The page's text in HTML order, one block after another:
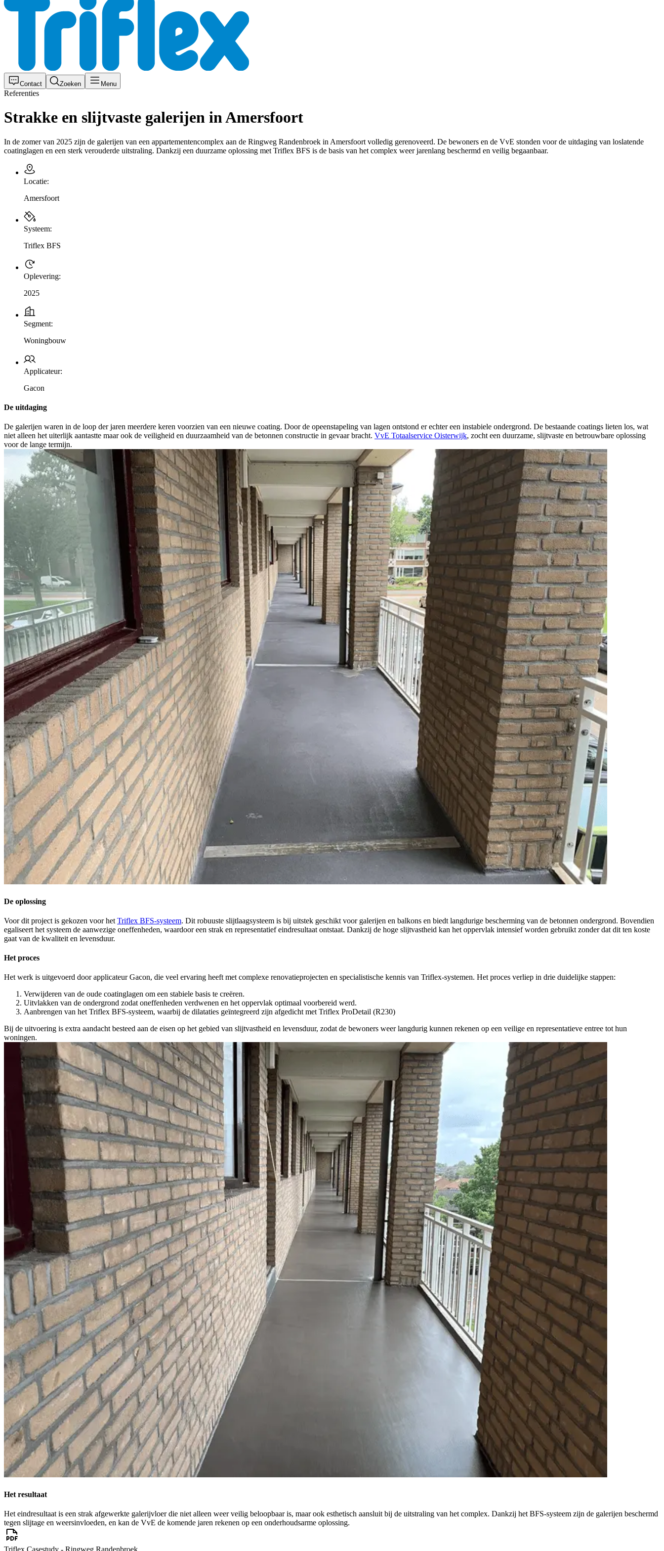
Contact Zoeken Menu
Referenties
Strakke en slijtvaste galerijen in Amersfoort
In de zomer van 2025 zijn de galerijen van een appartementencomplex aan de Ringweg Randenbroek in Amersfoort volledig gerenoveerd. De bewoners en de VvE stonden voor de uitdaging van loslatende
coatinglagen en een sterk verouderde uitstraling. Dankzij een duurzame oplossing met Triflex BFS is de basis van het complex weer jarenlang beschermd en veilig begaanbaar.
Locatie:
Amersfoort
Systeem:
Triflex BFS
Oplevering:
2025
Segment:
Woningbouw
Applicateur:
Gacon
De uitdaging
De galerijen waren in de loop der jaren meerdere keren voorzien van een nieuwe coating. Door de opeenstapeling van lagen ontstond er echter een instabiele ondergrond. De bestaande coatings lieten los, wat
niet alleen het uiterlijk aantastte maar ook de veiligheid en duurzaamheid van de betonnen constructie in gevaar bracht. VvE Totaalservice Oisterwijk, zocht een duurzame, slijtvaste en betrouwbare oplossing
voor de lange termijn.
De oplossing
Voor dit project is gekozen voor het Triflex BFS-systeem. Dit robuuste slijtlaagsysteem is bij uitstek geschikt voor galerijen en balkons en biedt langdurige bescherming van de betonnen ondergrond. Bovendien
egaliseert het systeem de aanwezige oneffenheden, waardoor een strak en representatief eindresultaat ontstaat. Dankzij de hoge slijtvastheid kan het oppervlak intensief worden gebruikt zonder dat dit ten koste
gaat van de kwaliteit en levensduur.
Het proces
Het werk is uitgevoerd door applicateur Gacon, die veel ervaring heeft met complexe renovatieprojecten en specialistische kennis van Triflex-systemen. Het proces verliep in drie duidelijke stappen:
Verwijderen van de oude coatinglagen om een stabiele basis te creëren.
Uitvlakken van de ondergrond zodat oneffenheden verdwenen en het oppervlak optimaal voorbereid werd.
Aanbrengen van het Triflex BFS-systeem, waarbij de dilataties geïntegreerd zijn afgedicht met Triflex ProDetail (R230)
Bij de uitvoering is extra aandacht besteed aan de eisen op het gebied van slijtvastheid en levensduur, zodat de bewoners weer langdurig kunnen rekenen op een veilige en representatieve entree tot hun
woningen.
Het resultaat
Het eindresultaat is een strak afgewerkte galerijvloer die niet alleen weer veilig beloopbaar is, maar ook esthetisch aansluit bij de uitstraling van het complex. Dankzij het BFS-systeem zijn de galerijen beschermd
tegen slijtage en weersinvloeden, en kan de VvE de komende jaren rekenen op een onderhoudsarme oplossing.
Triflex Casestudy - Ringweg Randenbroek